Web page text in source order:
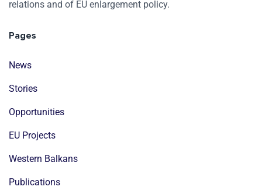
relations and of EU enlargement policy.
Pages
News
Stories
Opportunities
EU Projects
Western Balkans
Publications